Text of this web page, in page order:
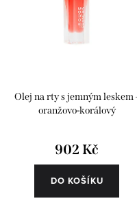
Olej na rty s jemným leskem
oranžovo-korálový
902 Kč
DO KOŠÍKU